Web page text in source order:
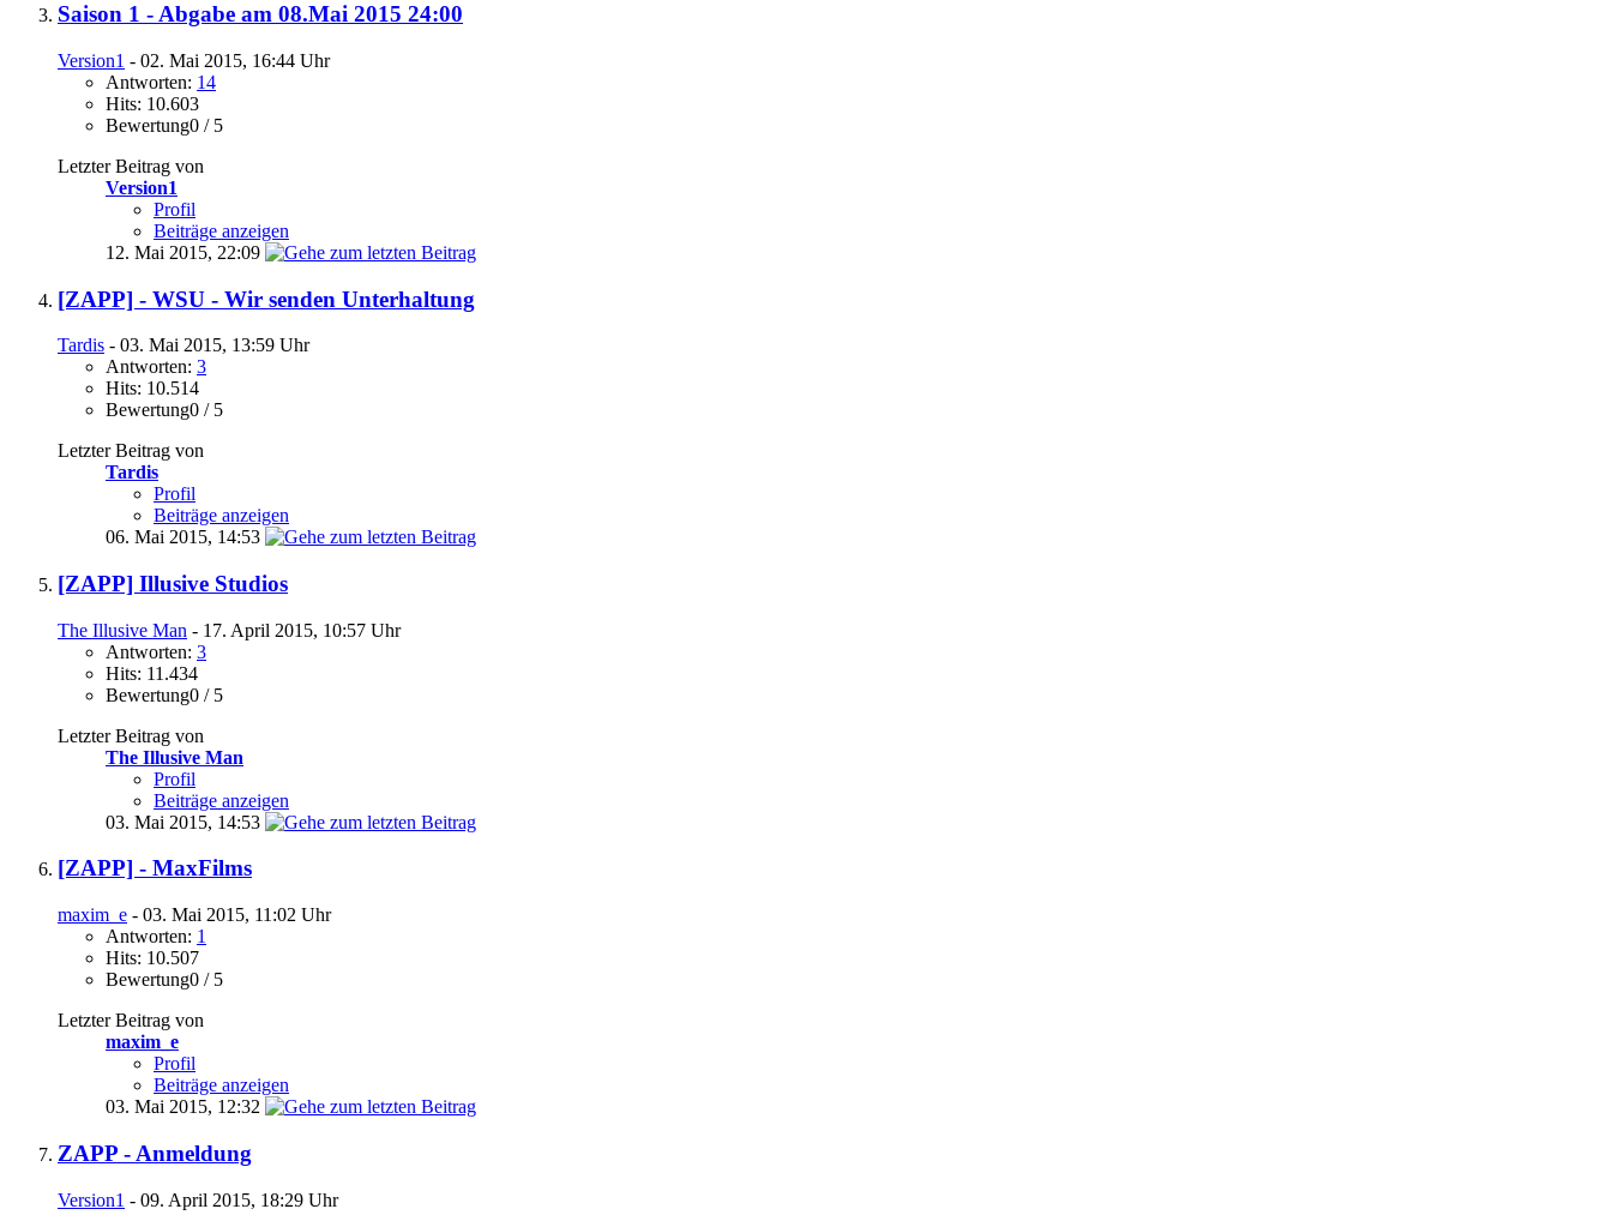
Saison 1 - Abgabe am 08.Mai 2015 24:00
Version1 - 02. Mai 2015, 16:44 Uhr
Antworten: 14
Hits: 10.603
Bewertung0 / 5
Letzter Beitrag von
Version1
Profil
Beiträge anzeigen
12. Mai 2015, 22:09
[ZAPP] - WSU - Wir senden Unterhaltung
Tardis - 03. Mai 2015, 13:59 Uhr
Antworten: 3
Hits: 10.514
Bewertung0 / 5
Letzter Beitrag von
Tardis
Profil
Beiträge anzeigen
06. Mai 2015, 14:53
[ZAPP] Illusive Studios
The Illusive Man - 17. April 2015, 10:57 Uhr
Antworten: 3
Hits: 11.434
Bewertung0 / 5
Letzter Beitrag von
The Illusive Man
Profil
Beiträge anzeigen
03. Mai 2015, 14:53
[ZAPP] - MaxFilms
maxim_e - 03. Mai 2015, 11:02 Uhr
Antworten: 1
Hits: 10.507
Bewertung0 / 5
Letzter Beitrag von
maxim_e
Profil
Beiträge anzeigen
03. Mai 2015, 12:32
ZAPP - Anmeldung
Version1 - 09. April 2015, 18:29 Uhr